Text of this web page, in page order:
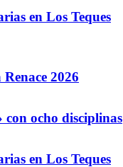
en Los Teques
2026
con ocho disciplinas
en Los Teques